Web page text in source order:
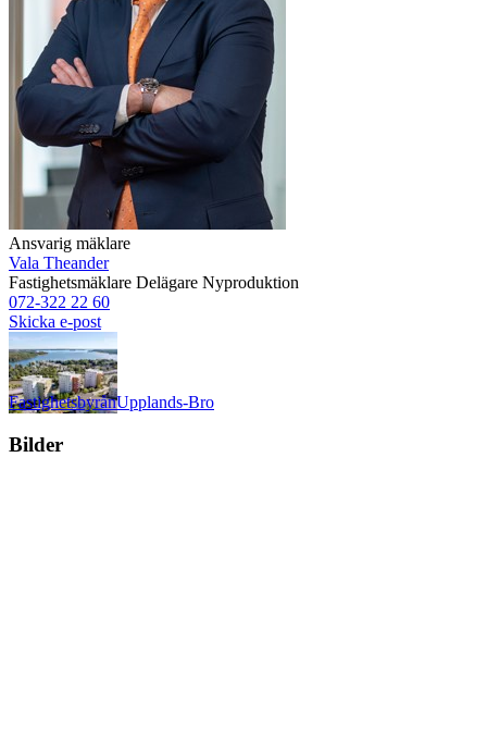
Ansvarig mäklare
Vala Theander
Fastighetsmäklare Delägare Nyproduktion
072-322 22 60
Skicka e-post
FastighetsbyrånUpplands-Bro
Bilder